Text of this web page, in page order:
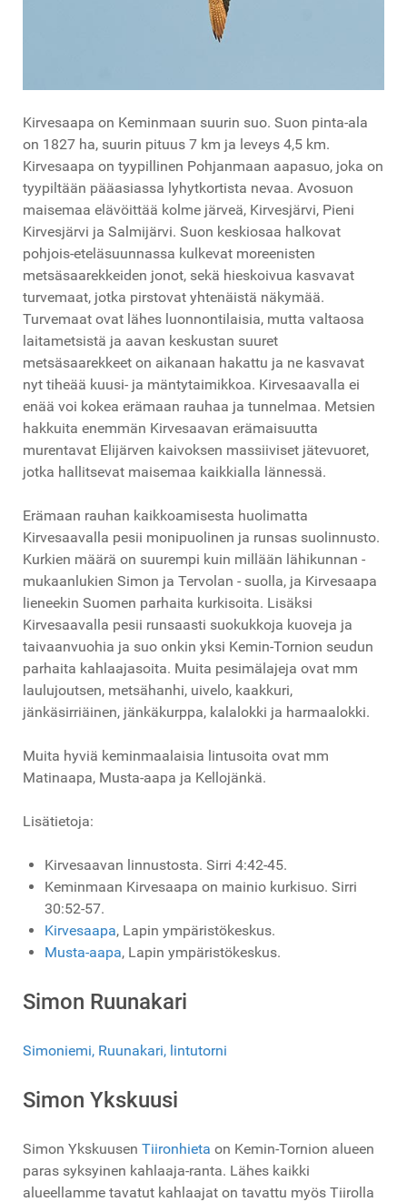
Kirvesaapa on Keminmaan suurin suo. Suon pinta-ala
on 1827 ha, suurin pituus 7 km ja leveys 4,5 km.
Kirvesaapa on tyypillinen Pohjanmaan aapasuo, joka on
tyypiltään pääasiassa lyhytkortista nevaa. Avosuon
maisemaa elävöittää kolme järveä, Kirvesjärvi, Pieni
Kirvesjärvi ja Salmijärvi. Suon keskiosaa halkovat
pohjois-eteläsuunnassa kulkevat moreenisten
metsäsaarekkeiden jonot, sekä hieskoivua kasvavat
turvemaat, jotka pirstovat yhtenäistä näkymää.
Turvemaat ovat lähes luonnontilaisia, mutta valtaosa
laitametsistä ja aavan keskustan suuret
metsäsaarekkeet on aikanaan hakattu ja ne kasvavat
nyt tiheää kuusi- ja mäntytaimikkoa. Kirvesaavalla ei
enää voi kokea erämaan rauhaa ja tunnelmaa. Metsien
hakkuita enemmän Kirvesaavan erämaisuutta
murentavat Elijärven kaivoksen massiiviset jätevuoret,
jotka hallitsevat maisemaa kaikkialla lännessä.
Erämaan rauhan kaikkoamisesta huolimatta
Kirvesaavalla pesii monipuolinen ja runsas suolinnusto.
Kurkien määrä on suurempi kuin millään lähikunnan -
mukaanlukien Simon ja Tervolan - suolla, ja Kirvesaapa
lieneekin Suomen parhaita kurkisoita. Lisäksi
Kirvesaavalla pesii runsaasti suokukkoja kuoveja ja
taivaanvuohia ja suo onkin yksi Kemin-Tornion seudun
parhaita kahlaajasoita. Muita pesimälajeja ovat mm
laulujoutsen, metsähanhi, uivelo, kaakkuri,
jänkäsirriäinen, jänkäkurppa, kalalokki ja harmaalokki.
Muita hyviä keminmaalaisia lintusoita ovat mm
Matinaapa, Musta-aapa ja Kellojänkä.
Lisätietoja:
Kirvesaavan linnustosta. Sirri 4:42-45.
Keminmaan Kirvesaapa on mainio kurkisuo. Sirri
30:52-57.
Kirvesaapa, Lapin ympäristökeskus.
Musta-aapa, Lapin ympäristökeskus.
Simon Ruunakari
Simoniemi, Ruunakari, lintutorni
Simon Ykskuusi
Simon Ykskuusen Tiironhieta on Kemin-Tornion alueen
paras syksyinen kahlaaja-ranta. Lähes kaikki
alueellamme tavatut kahlaajat on tavattu myös Tiirolla